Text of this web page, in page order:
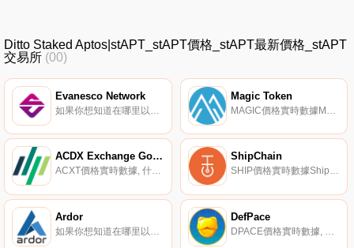
Ditto Staked Aptos|stAPT_stAPT價格_stAPT最新價格_stAPT
交易所 (00)
Evanesco Network Magic Token
ACDX Exchange Governance Token
ACXT價格實時數據, 什么是ACXT？ACXT是ACDX的制造商治理令牌。ACXT代幣持有者有權在交易所做出決定：上市、費率、代幣消耗率,甚至是處理和支持硬分叉等重大決定。什么是ACDX？ACDX提供了一個下一代加密貨幣衍生品交易平臺,提供了業界尚未見過的加密貨幣結構化產品.
ShipChain
SHIP價格實時數據ShipChain（SHIP）是一種加密貨幣,在以太坊平臺上運行。ShipChain目前的供應量為500000000,流通量為478598259.681331。ShipChain的最后已知價格為0.00006222美元,在過去24小時內上漲了0.00.
Ardor
如果你想知道在哪里以當前價格購買Ardor,目前交易{Ardor]股票的頂級加密貨幣交易所是幣安、XT.COM、HuoARDR、UpARDRt和HitBTC。您可以在我們的加密貨幣交易所頁面上找到其他列表。Ardor是一個具有父子鏈架構的多鏈區塊鏈平臺.
DefPace
DPACE價格實時數據, DefPace是一個旨在在單一平臺上提供各種游戲以賺取NFT游戲的品牌。我們的主要目標是改變NFT游戲的格局。我們將通過以下方式做到這一點：消除NFT游戲與普通游戲之間的差距,無需體驗游戲。通過我們獨特的生態系統保持市場的穩定.